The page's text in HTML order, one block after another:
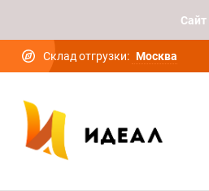
Склад отгрузки: Москва